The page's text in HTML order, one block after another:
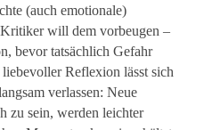
(auch emotionale)
will dem vorbeugen –
bevor tatsächlich Gefahr
Reflexion lässt sich
verlassen: Neue
zu sein, werden leichter